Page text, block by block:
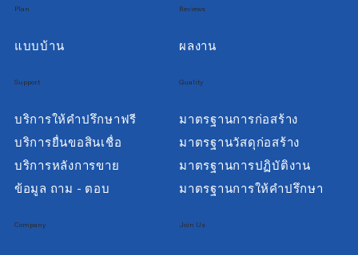
Quality
Company
มาตรฐานการก่อสร้าง
มาตรฐานวัสดุก่อสร้าง
มาตรฐานการปฏิบัติงาน
มาตรฐานการให้คำปรึกษา
Support
บริการให้คำปรึกษาฟรี
บริการยื่นขอสินเชื่อ
บริการหลังการขาย
ข้อมูล ถาม - ตอบ
Plan
แบบบ้าน
Join Us
Reviews
ผลงาน